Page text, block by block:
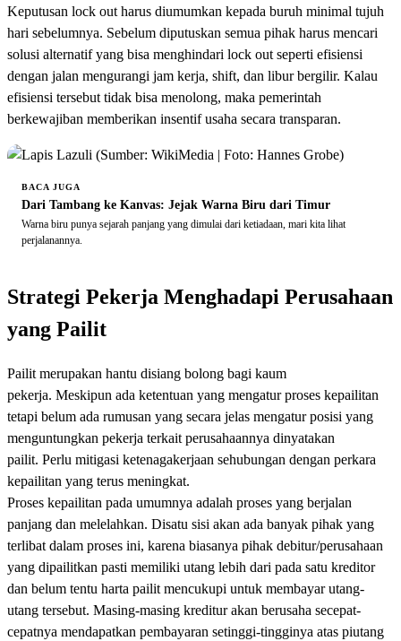
Keputusan lock out harus diumumkan kepada buruh minimal tujuh
hari sebelumnya. Sebelum diputuskan semua pihak harus mencari
solusi alternatif yang bisa menghindari lock out seperti efisiensi
dengan jalan mengurangi jam kerja, shift, dan libur bergilir. Kalau
efisiensi tersebut tidak bisa menolong, maka pemerintah
berkewajiban memberikan insentif usaha secara transparan.
BACA JUGA
Dari Tambang ke Kanvas: Jejak Warna Biru dari Timur
Warna biru punya sejarah panjang yang dimulai dari ketiadaan, mari kita lihat
perjalanannya.
Strategi Pekerja Menghadapi Perusahaan
yang Pailit
Pailit merupakan hantu disiang bolong bagi kaum
pekerja. Meskipun ada ketentuan yang mengatur proses kepailitan
tetapi belum ada rumusan yang secara jelas mengatur posisi yang
menguntungkan pekerja terkait perusahaannya dinyatakan
pailit. Perlu mitigasi ketenagakerjaan sehubungan dengan perkara
kepailitan yang terus meningkat.
Proses kepailitan pada umumnya adalah proses yang berjalan
panjang dan melelahkan. Disatu sisi akan ada banyak pihak yang
terlibat dalam proses ini, karena biasanya pihak debitur/perusahaan
yang dipailitkan pasti memiliki utang lebih dari pada satu kreditor
dan belum tentu harta pailit mencukupi untuk membayar utang-
utang tersebut. Masing-masing kreditur akan berusaha secepat-
cepatnya mendapatkan pembayaran setinggi-tingginya atas piutang